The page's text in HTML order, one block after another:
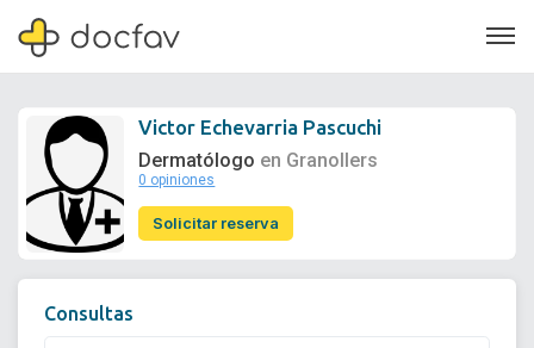
Soporte
Victor Echevarria Pascuchi
Dermatólogo en Granollers
0 opiniones
Solicitar reserva
Consultas